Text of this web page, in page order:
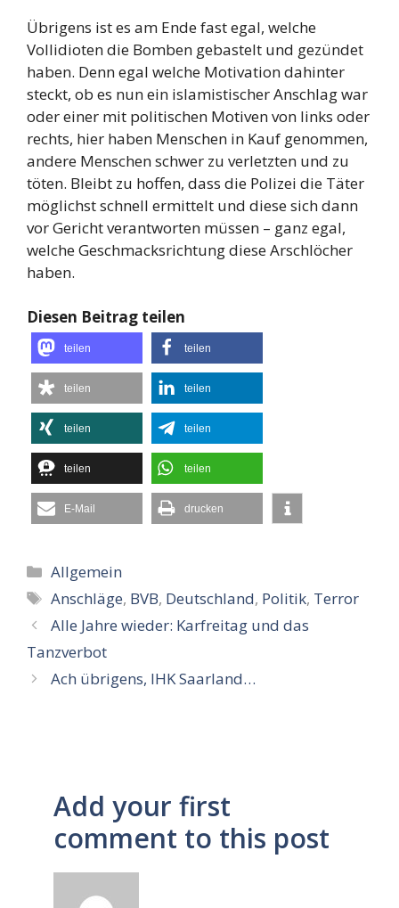
Übrigens ist es am Ende fast egal, welche
Vollidioten die Bomben gebastelt und gezündet
haben. Denn egal welche Motivation dahinter
steckt, ob es nun ein islamistischer Anschlag war
oder einer mit politischen Motiven von links oder
rechts, hier haben Menschen in Kauf genommen,
andere Menschen schwer zu verletzten und zu
töten. Bleibt zu hoffen, dass die Polizei die Täter
möglichst schnell ermittelt und diese sich dann
vor Gericht verantworten müssen – ganz egal,
welche Geschmacksrichtung diese Arschlöcher
haben.
Diesen Beitrag teilen
teilen teilen
teilen teilen
teilen teilen
teilen teilen
E-Mail drucken
Kategorien
Allgemein
Schlagwörter
Anschläge, BVB, Deutschland, Politik, Terror
Alle Jahre wieder: Karfreitag und das
Tanzverbot
Ach übrigens, IHK Saarland…
Add your first
comment to this post